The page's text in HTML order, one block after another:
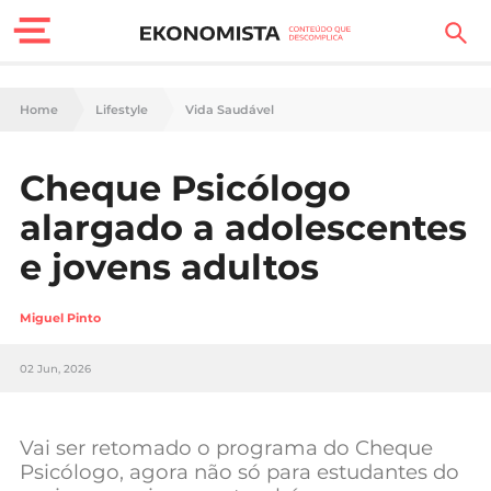
Finanças Pessoais
Carreira
Casa
Lifestyle
Sociedade
Negócios
Home Lifestyle Vida Saudável
Cheque Psicólogo
alargado a adolescentes
e jovens adultos
Miguel Pinto
02 Jun, 2026
Vai ser retomado o programa do Cheque
Psicólogo, agora não só para estudantes do